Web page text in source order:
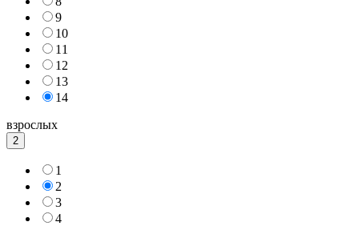
9
10
11
12
13
14
взрослых
2
1
2
3
4